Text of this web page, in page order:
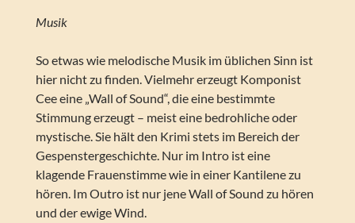
Musik
So etwas wie melodische Musik im üblichen Sinn ist
hier nicht zu finden. Vielmehr erzeugt Komponist
Cee eine „Wall of Sound“, die eine bestimmte
Stimmung erzeugt – meist eine bedrohliche oder
mystische. Sie hält den Krimi stets im Bereich der
Gespenstergeschichte. Nur im Intro ist eine
klagende Frauenstimme wie in einer Kantilene zu
hören. Im Outro ist nur jene Wall of Sound zu hören
und der ewige Wind.